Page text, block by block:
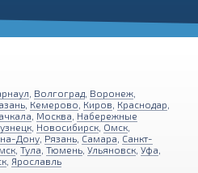
Волгоград Воронеж
Кемерово Киров Краснодар
Москва Набережные
Новосибирск Омск
Дону Рязань Самара Санкт-
Тула Тюмень Ульяновск Уфа
Ярославль